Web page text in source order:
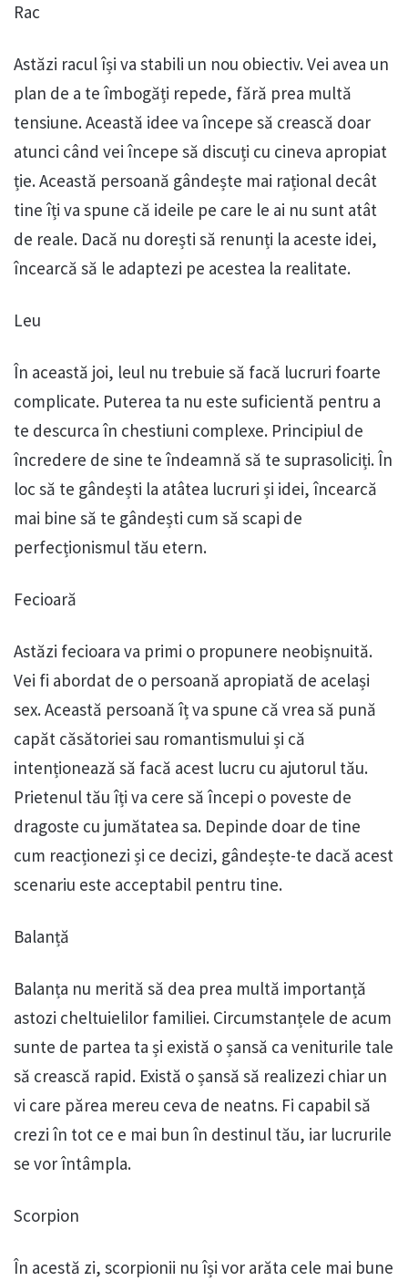
Rac
Astăzi racul își va stabili un nou obiectiv. Vei avea un
plan de a te îmbogăți repede, fără prea multă
tensiune. Această idee va începe să crească doar
atunci când vei începe să discuți cu cineva apropiat
ție. Această persoană gândește mai rațional decât
tine îți va spune că ideile pe care le ai nu sunt atât
de reale. Dacă nu dorești să renunți la aceste idei,
încearcă să le adaptezi pe acestea la realitate.
Leu
În această joi, leul nu trebuie să facă lucruri foarte
complicate. Puterea ta nu este suficientă pentru a
te descurca în chestiuni complexe. Principiul de
încredere de sine te îndeamnă să te suprasoliciți. În
loc să te gândești la atâtea lucruri și idei, încearcă
mai bine să te gândești cum să scapi de
perfecționismul tău etern.
Fecioară
Astăzi fecioara va primi o propunere neobișnuită.
Vei fi abordat de o persoană apropiată de același
sex. Această persoană îț va spune că vrea să pună
capăt căsătoriei sau romantismului și că
intenționează să facă acest lucru cu ajutorul tău.
Prietenul tău îți va cere să începi o poveste de
dragoste cu jumătatea sa. Depinde doar de tine
cum reacționezi și ce decizi, gândește-te dacă acest
scenariu este acceptabil pentru tine.
Balanță
Balanța nu merită să dea prea multă importanță
astozi cheltuielilor familiei. Circumstanțele de acum
sunte de partea ta și există o șansă ca veniturile tale
să crească rapid. Există o șansă să realizezi chiar un
vi care părea mereu ceva de neatns. Fi capabil să
crezi în tot ce e mai bun în destinul tău, iar lucrurile
se vor întâmpla.
Scorpion
În acestă zi, scorpionii nu își vor arăta cele mai bune